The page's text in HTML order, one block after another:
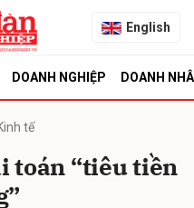
English
DOANH NGHIỆP DOANH
tế
toán “tiêu tiền